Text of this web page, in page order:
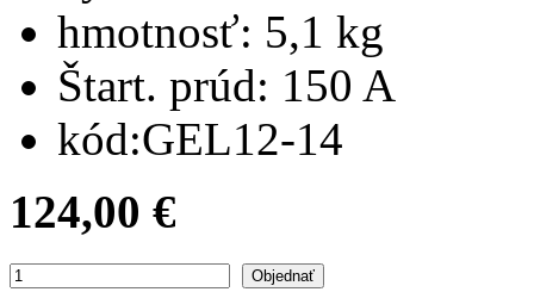
hmotnosť: 5,1 kg
Štart. prúd: 150 A
kód:GEL12-14
124,00 €